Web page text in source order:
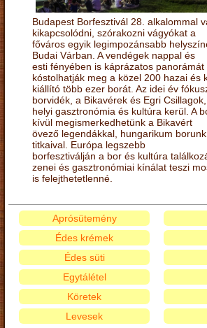
Budapest Borfesztivál 28. alkalommal
kikapcsolódni, szórakozni vágyókat a
főváros egyik legimpozánsabb
Budai Várban. A vendégek nappal és
esti fényében is káprázatos panorámát
kóstolhatják meg a közel 200 hazai és
kiállító több ezer borát. Az idei év
borvidék, a Bikavérek és Egri
helyi gasztronómia és kultúra kerül. A
kívül megismerkedhetünk a Bikavért
övező legendákkal, hungarikum
titkaival. Európa legszebb
borfesztiválján a bor és kultúra
zenei és gasztronómiai kínálat teszi
is felejthetetlenné.
Aprósütemény
Édes krémek
Édes süti
Egytálétel
Köretek
Levesek